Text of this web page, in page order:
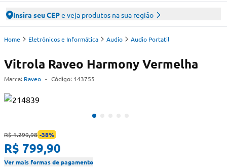
Insira seu CEPe veja produtos na sua região
Home Eletrônicos e Informática Audio Audio Portatil
Vitrola Raveo Harmony Vermelha
Marca: Raveo - Código: 143755
R$ 1.299,98 -38%
R$ 799,90
Ver mais formas de pagamento